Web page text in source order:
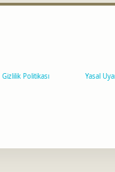
Gizlilik Politikası Yasal